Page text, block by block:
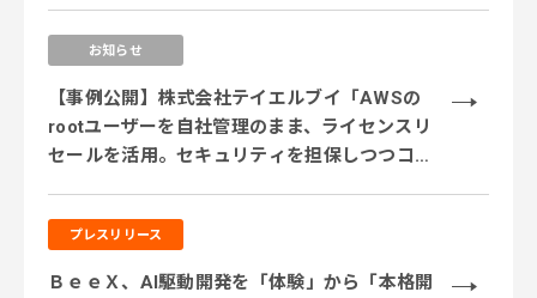
お知らせ
【事例公開】株式会社テイエルブイ「AWSの
rootユーザーを自社管理のまま、ライセンスリ
セールを活用。セキュリティを担保しつつコス
プレスリリース
ＢｅｅＸ、AI駆動開発を「体験」から「本格開